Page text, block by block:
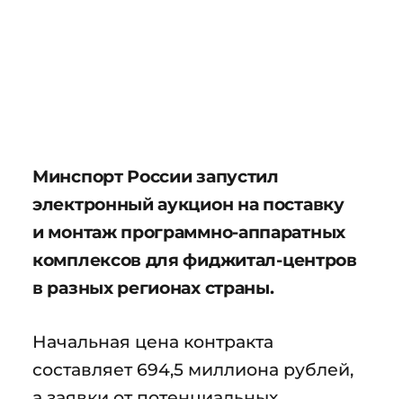
Минспорт России запустил
электронный аукцион на поставку
и монтаж программно-аппаратных
комплексов для фиджитал-центров
в разных регионах страны.
Начальная цена контракта
составляет 694,5 миллиона рублей,